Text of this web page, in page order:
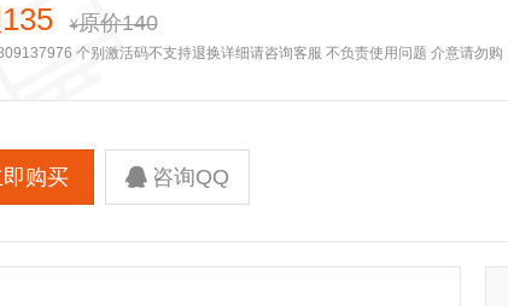
¥原价140
个别激活码不支持退换详细请咨询客服 不负责使用问题 介意请勿购
即购买 咨询QQ